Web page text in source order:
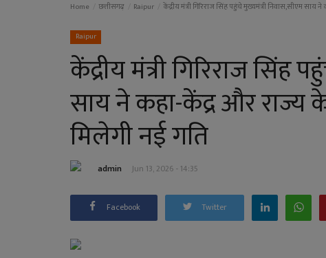
Home छत्तीसगढ़ Raipur केंद्रीय मंत्री गिरिराज सिंह पहुंचे मुख्यमंत्री निवास,सीएम
Raipur
केंद्रीय मंत्री गिरिराज सिंह
साय ने कहा-केंद्र और
मिलेगी नई गति
admin Jun 13, 2026 - 14:35
Facebook Twitter